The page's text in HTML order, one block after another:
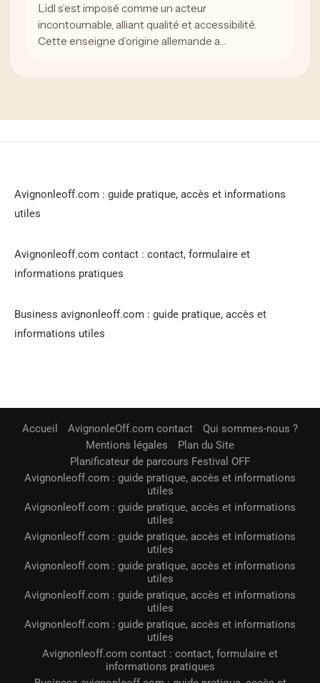
Lidl s’est imposé comme un acteur
incontournable, alliant qualité et accessibilité.
Cette enseigne d’origine allemande a…
Avignonleoff.com : guide pratique, accès et informations
utiles
Avignonleoff.com contact : contact, formulaire et
informations pratiques
Business avignonleoff.com : guide pratique, accès et
informations utiles
Accueil AvignonleOff.com contact
Qui sommes-nous ?
Mentions légales
Plan du Site
Planificateur de parcours Festival OFF
Avignonleoff.com : guide pratique, accès et informations
utiles
Avignonleoff.com : guide pratique, accès et informations
utiles
Avignonleoff.com : guide pratique, accès et informations
utiles
Avignonleoff.com : guide pratique, accès et informations
utiles
Avignonleoff.com : guide pratique, accès et informations
utiles
Avignonleoff.com : guide pratique, accès et informations
utiles
Avignonleoff.com contact : contact, formulaire et
informations pratiques